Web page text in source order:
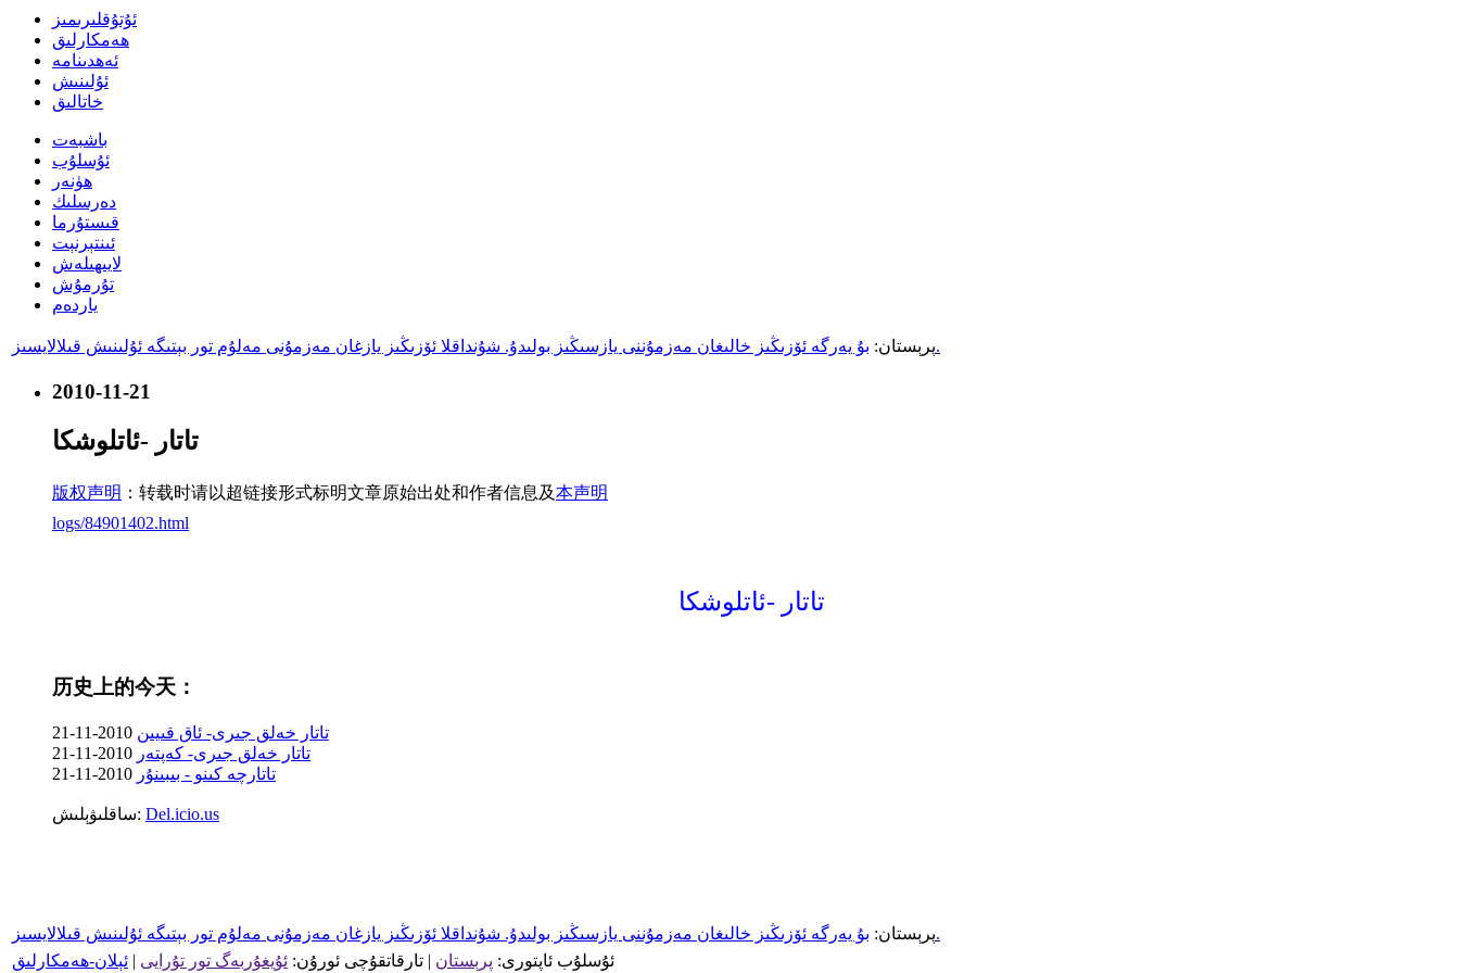
ئۇتۇقلىرىمىز
ھەمكارلىق
ئەھدىنامە
ئۇلىنىش
خاتالىق
باشبەت
ئۇسلۇب
ھۈنەر
دەرسلىك
قىستۇرما
ئىنتېرنېت
لايىھىلەش
تۇرمۇش
ياردەم
پرېستان:بۇ يەرگە ئۆزىڭىز خالىغان مەزمۇننى يازسىڭىز بولىدۇ. شۇنداقلا ئۆزىڭىز يازغان مەزمۇنى مەلۇم تور بېتىگە ئۇلىنىش قىلالايسىز.
2010-11-21
تاتار -ئاتلوشكا
版权声明 ：转载时请以超链接形式标明文章原始出处和作者信息及本声明
logs/84901402.html
تاتار -ئاتلوشكا
历史上的今天：
تاتار خەلق جىرى- ئاق قىيىن
تاتار خەلق جىرى- كەپتەر
تاتارچە كىنو‏‏ - بىبىنۇر
ساقلىۋېلىش: Del.icio.us
پرېستان:بۇ يەرگە ئۆزىڭىز خالىغان مەزمۇننى يازسىڭىز بولىدۇ. شۇنداقلا ئۆزىڭىز يازغان مەزمۇنى مەلۇم تور بېتىگە ئۇلىنىش قىلالايسىز.
ئۇسلۇب ئاپتورى: پرېستان | تارقاتقۇچى ئورۇن: ئۇيغۇربەگ تور تۇرايى | ئېلان-ھەمكارلىق